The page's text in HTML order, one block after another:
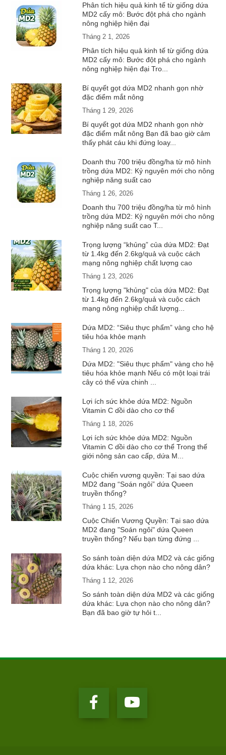
Phân tích hiệu quả kinh tế từ giống dứa
MD2 cấy mô: Bước đột phá cho ngành
nông nghiệp hiện đại
Tháng 2 1, 2026
Phân tích hiệu quả kinh tế từ giống dứa
MD2 cấy mô: Bước đột phá cho ngành
nông nghiệp hiện đại Tro...
Bí quyết gọt dứa MD2 nhanh gọn nhờ
đặc điểm mắt nông
Tháng 1 29, 2026
Bí quyết gọt dứa MD2 nhanh gọn nhờ
đặc điểm mắt nông Bạn đã bao giờ cảm
thấy phát cáu khi đứng loay...
Doanh thu 700 triệu đồng/ha từ mô hình
trồng dứa MD2: Kỷ nguyên mới cho nông
nghiệp năng suất cao
Tháng 1 26, 2026
Doanh thu 700 triệu đồng/ha từ mô hình
trồng dứa MD2: Kỷ nguyên mới cho nông
nghiệp năng suất cao T...
Trọng lượng “khủng” của dứa MD2: Đạt
từ 1.4kg đến 2.6kg/quả và cuộc cách
mạng nông nghiệp chất lượng cao
Tháng 1 23, 2026
Trọng lượng "khủng" của dứa MD2: Đạt
từ 1.4kg đến 2.6kg/quả và cuộc cách
mạng nông nghiệp chất lượng...
Dứa MD2: “Siêu thực phẩm” vàng cho hệ
tiêu hóa khỏe mạnh
Tháng 1 20, 2026
Dứa MD2: "Siêu thực phẩm" vàng cho hệ
tiêu hóa khỏe mạnh Nếu có một loại trái
cây có thể vừa chinh ...
Lợi ích sức khỏe dứa MD2: Nguồn
Vitamin C dồi dào cho cơ thể
Tháng 1 18, 2026
Lợi ích sức khỏe dứa MD2: Nguồn
Vitamin C dồi dào cho cơ thể Trong thế
giới nông sản cao cấp, dứa M...
Cuộc chiến vương quyền: Tại sao dứa
MD2 đang “Soán ngôi” dứa Queen
truyền thống?
Tháng 1 15, 2026
Cuộc Chiến Vương Quyền: Tại sao dứa
MD2 đang "Soán ngôi" dứa Queen
truyền thống? Nếu bạn từng đứng ...
So sánh toàn diện dứa MD2 và các giống
dứa khác: Lựa chọn nào cho nông dân?
Tháng 1 12, 2026
So sánh toàn diện dứa MD2 và các giống
dứa khác: Lựa chọn nào cho nông dân?
Bạn đã bao giờ tự hỏi t...